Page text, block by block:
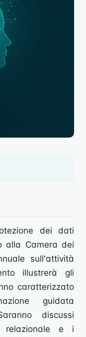
dei dati
alla Camera dei
sull'attività
illustrerà gli
caratterizzato
guidata
discussi
relazionale e i